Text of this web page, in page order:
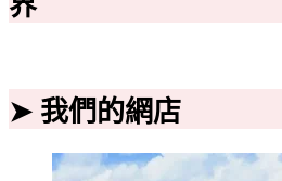
➤ 我們的網店